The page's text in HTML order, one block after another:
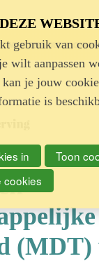
(MDT)
gebruik van
wilt aanpassen
je jouw
is
in
Toon
cookies